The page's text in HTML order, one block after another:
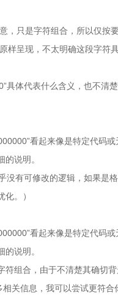
只是字符组合，所以仅按要
样呈现，不太明确这段字符
具体代表什么含义，也不清
看起来像是特定代码
说明。
有可修改的逻辑，如果是
。）
看起来像是特定代码
说明。
组合，由于不清楚其确切
关信息，我可以尝试更符合